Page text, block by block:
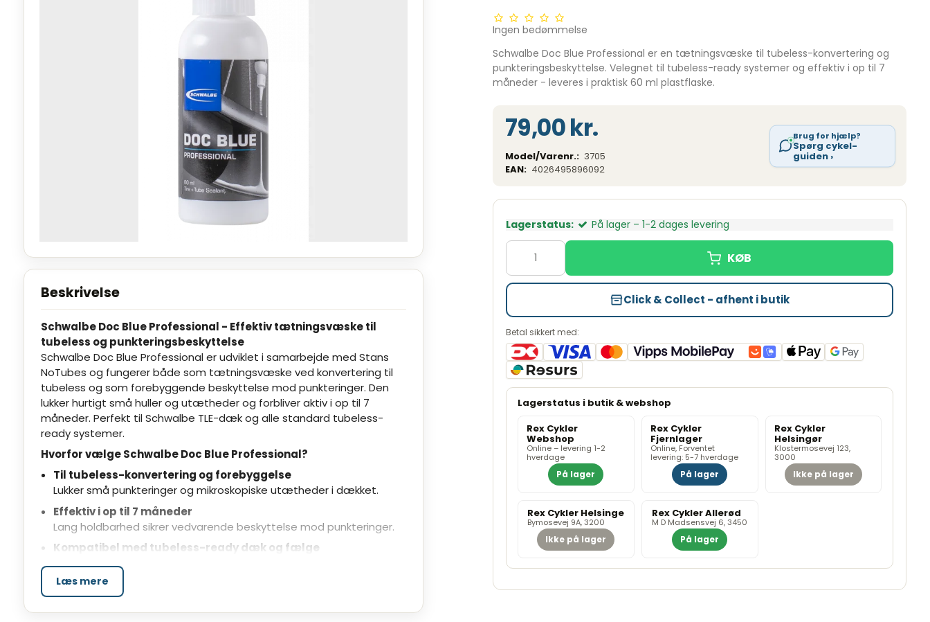
Beskrivelse
Schwalbe Doc Blue Professional - Effektiv tætningsvæske til
tubeless og punkteringsbeskyttelse
Schwalbe Doc Blue Professional er udviklet i samarbejde med Stans
NoTubes og fungerer både som tætningsvæske ved konvertering til
tubeless og som forebyggende beskyttelse mod punkteringer. Den
lukker hurtigt små huller og utætheder og forbliver aktiv i op til 7
måneder. Perfekt til Schwalbe TLE-dæk og alle standard tubeless-
ready systemer.
Hvorfor vælge Schwalbe Doc Blue Professional?
Til tubeless-konvertering og forebyggelse
Lukker små punkteringer og mikroskopiske utætheder i dækket.
Effektiv i op til 7 måneder
Lang holdbarhed sikrer vedvarende beskyttelse mod punkteringer.
Kompatibel med tubeless-ready dæk og fælge
Særligt velegnet til Schwalbe TLE, men fungerer også universelt.
Let at bruge - klar til at beskytte dine dæk
Doc Blue skal blot rystes før brug og hældes direkte i dækket gennem
ventilen eller ved montering. Mængden afhænger af dækkets bredde,
Læs mere
Ingen bedømmelse
Schwalbe Doc Blue Professional er en tætningsvæske til tubeless-konvertering og
punkteringsbeskyttelse. Velegnet til tubeless-ready systemer og effektiv i op til 7
måneder - leveres i praktisk 60 ml plastflaske.
79,00 kr.
Model/Varenr.: 3705
EAN: 4026495896092
Brug for hjælp?
Spørg cykel-
guiden ›
Lagerstatus: På lager – 1-2 dages levering
Click & Collect - afhent i butik
Betal sikkert med:
Rex Cykler
Webshop
Online – levering 1-2
hverdage
På lager
Rex Cykler
Fjernlager
Online, Forventet
levering: 5-7 hverdage
På lager
Rex Cykler
Helsingør
Klostermosevej 123,
3000
Ikke på lager
Rex Cykler Helsinge
Bymosevej 9A, 3200
Ikke på lager
Rex Cykler Allerød
M D Madsensvej 6, 3450
På lager